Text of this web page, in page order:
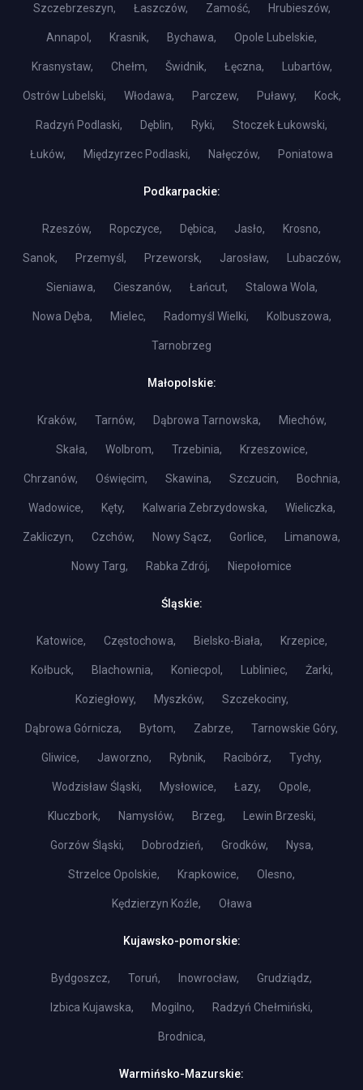
Szczebrzeszyn, Łaszczów, Zamość, Hrubieszów,
Annapol, Krasnik, Bychawa, Opole Lubelskie,
Krasnystaw, Chełm, Šwidnik, Łęczna, Lubartów,
Ostrów Lubelski, Włodawa, Parczew, Puławy, Kock,
Radzyń Podlaski, Dęblin, Ryki, Stoczek Łukowski,
Łuków, Międzyrzec Podlaski, Nałęczów, Poniatowa
Podkarpackie:
Rzeszów, Ropczyce, Dębica, Jasło, Krosno,
Sanok, Przemyśl, Przeworsk, Jarosław, Lubaczów,
Sieniawa, Cieszanów, Łańcut, Stalowa Wola,
Nowa Dęba, Mielec, Radomyśl Wielki, Kolbuszowa,
Tarnobrzeg
Małopolskie:
Kraków, Tarnów, Dąbrowa Tarnowska, Miechów,
Skała, Wolbrom, Trzebinia, Krzeszowice,
Chrzanów, Oświęcim, Skawina, Szczucin, Bochnia,
Wadowice, Kęty, Kalwaria Zebrzydowska, Wieliczka,
Zakliczyn, Czchów, Nowy Sącz, Gorlice, Limanowa,
Nowy Targ, Rabka Zdrój, Niepołomice
Śląskie:
Katowice, Częstochowa, Bielsko-Biała, Krzepice,
Kołbuck, Blachownia, Koniecpol, Lubliniec, Żarki,
Koziegłowy, Myszków, Szczekociny,
Dąbrowa Górnicza, Bytom, Zabrze, Tarnowskie Góry,
Gliwice, Jaworzno, Rybnik, Racibórz, Tychy,
Wodzisław Śląski, Mysłowice, Łazy, Opole,
Kluczbork, Namysłów, Brzeg, Lewin Brzeski,
Gorzów Śląski, Dobrodzień, Grodków, Nysa,
Strzelce Opolskie, Krapkowice, Olesno,
Kędzierzyn Koźle, Oława
Kujawsko-pomorskie:
Bydgoszcz, Toruń, Inowrocław, Grudziądz,
Izbica Kujawska, Mogilno, Radzyń Chełmiński,
Brodnica,
Warmińsko-Mazurskie: